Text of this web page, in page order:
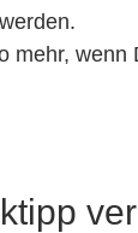
mehr,